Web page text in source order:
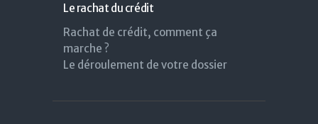
Le rachat du crédit
Rachat de crédit, comment ça
marche ?
Le déroulement de votre dossier